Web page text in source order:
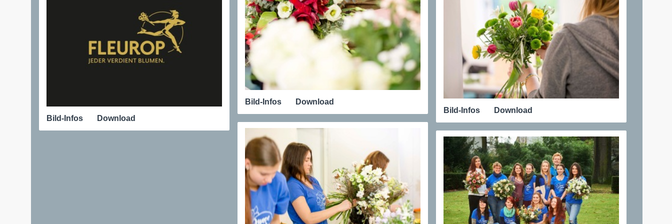
Bild-Infos Download
Bild-Infos
Download
Bild-Infos
Download